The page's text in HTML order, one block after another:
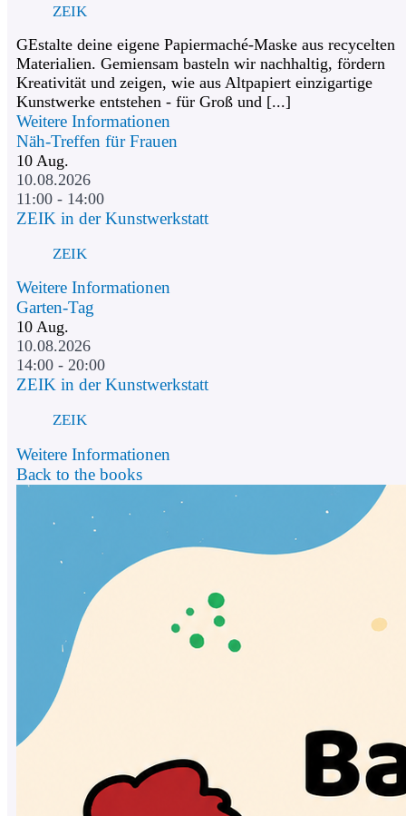
ZEIK
GEstalte deine eigene Papiermaché-Maske aus recycelten
Materialien. Gemiensam basteln wir nachhaltig, fördern
Kreativität und zeigen, wie aus Altpapiert einzigartige
Kunstwerke entstehen - für Groß und [...]
Weitere Informationen
Näh-Treffen für Frauen
10 Aug.
10.08.2026
11:00 - 14:00
ZEIK in der Kunstwerkstatt
ZEIK
Weitere Informationen
Garten-Tag
10 Aug.
10.08.2026
14:00 - 20:00
ZEIK in der Kunstwerkstatt
ZEIK
Weitere Informationen
Back to the books